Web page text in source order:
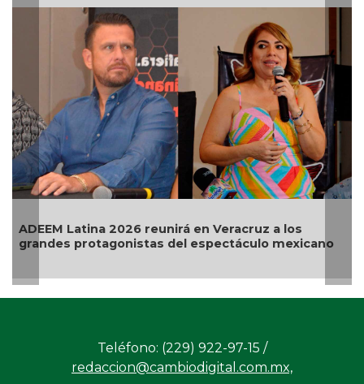
Latina 2026 reunirá en Veracruz a los
protagonistas del espectáculo mexicano
Teléfono: (229) 922-97-15 /
redaccion@cambiodigital.com.mx,